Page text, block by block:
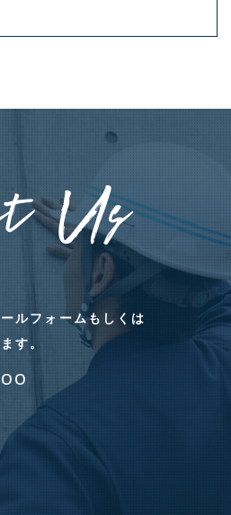
Us
ルフォームもしくは
す。